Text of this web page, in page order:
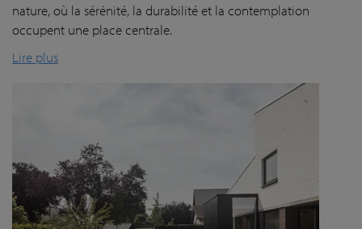
nature, où la sérénité, la durabilité et la contemplation
occupent une place centrale.
Lire plus